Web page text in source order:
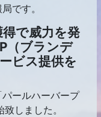
です。
で威力を発
（ブランデ
ビス提供を
ールハーバープ
しました。